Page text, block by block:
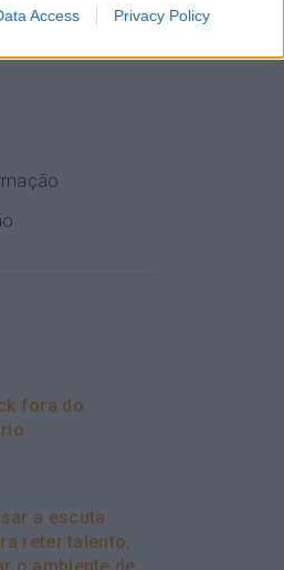
Access Privacy Policy
fora do
a escuta
reter talento,